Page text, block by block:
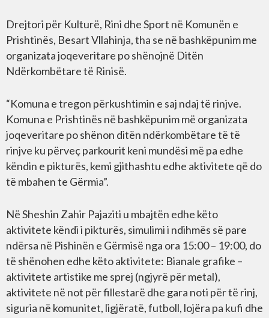
Drejtori për Kulturë, Rini dhe Sport në Komunën e
Prishtinës, Besart Vllahinja, tha se në bashkëpunim me
organizata joqeveritare po shënojnë Ditën
Ndërkombëtare të Rinisë.
“Komuna e tregon përkushtimin e saj ndaj të rinjve.
Komuna e Prishtinës në bashkëpunim më organizata
joqeveritare po shënon ditën ndërkombëtare të të
rinjve ku përveç parkourit keni mundësi më pa edhe
këndin e pikturës, kemi gjithashtu edhe aktivitete që do
të mbahen te Gërmia”.
Në Sheshin Zahir Pajaziti u mbajtën edhe këto
aktivitete këndi i pikturës, simulimi i ndihmës së pare
ndërsa në Pishinën e Gërmisë nga ora 15:00 – 19:00, do
të shënohen edhe këto aktivitete: Bianale grafike –
aktivitete artistike me sprej (ngjyrë për metal),
aktivitete në not për fillestarë dhe gara noti për të rinj,
siguria në komunitet, ligjëratë, futboll, lojëra pa kufi dhe